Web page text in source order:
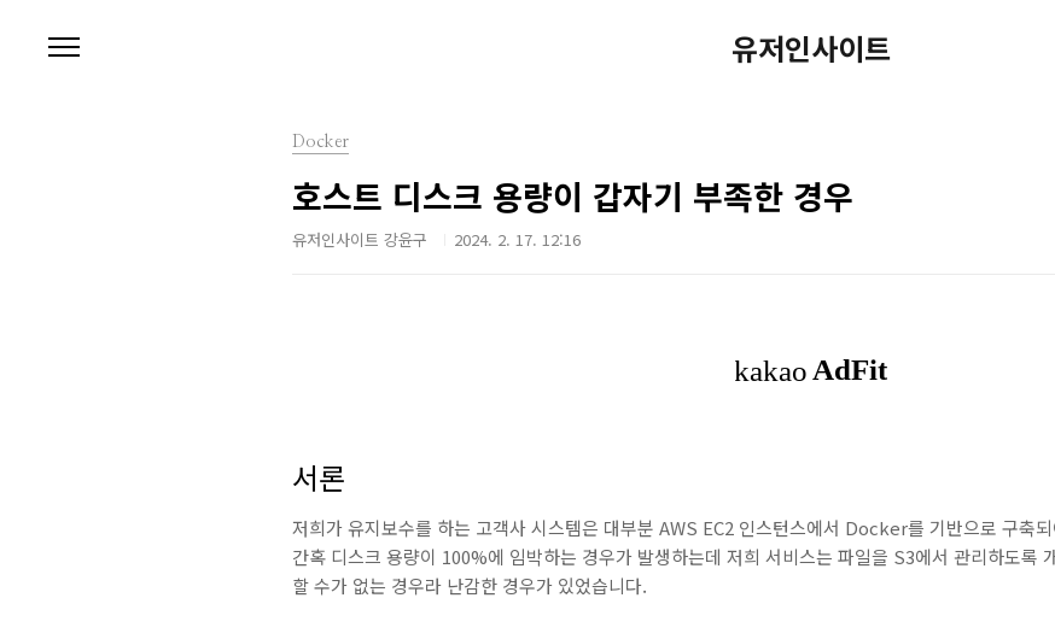
유저인사이트
Docker
호스트 디스크 용량이 갑자기 부족한 경우
유저인사이트 강윤구 2024. 2. 17. 12:16
서론
저희가 유지보수를 하는 고객사 시스템은 대부분 AWS EC2 인스턴스에서 Docker를 기반으로 구축
간혹 디스크 용량이 100%에 임박하는 경우가 발생하는데 저희 서비스는 파일을 S3에서 관리하도록
할 수가 없는 경우라 난감한 경우가 있었습니다.